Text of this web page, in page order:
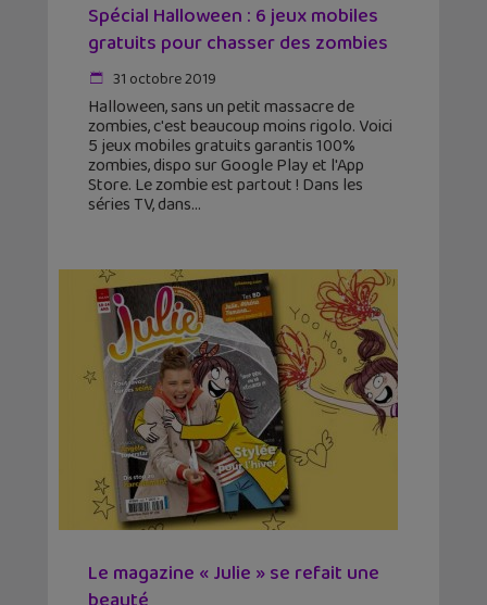
Spécial Halloween : 6 jeux mobiles
gratuits pour chasser des zombies
31 octobre 2019
Halloween, sans un petit massacre de
zombies, c'est beaucoup moins rigolo. Voici
5 jeux mobiles gratuits garantis 100%
zombies, dispo sur Google Play et l'App
Store. Le zombie est partout ! Dans les
séries TV, dans
Le magazine « Julie » se refait une